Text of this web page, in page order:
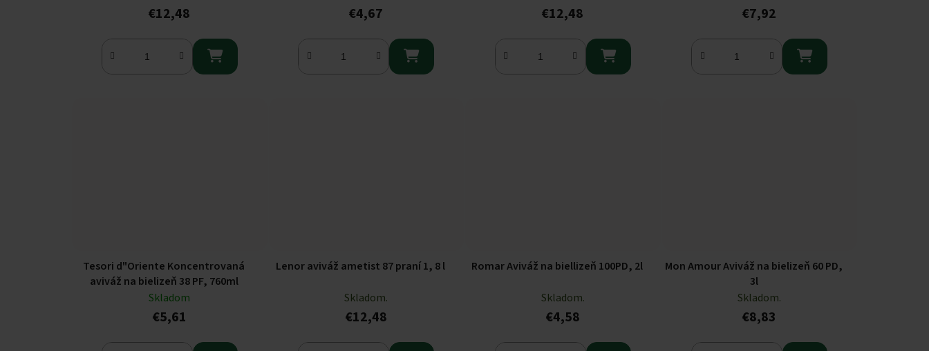
€12,48

€4,67

€12,48

€7,92

Tesori d"Oriente Koncentrovaná
aviváž na bielizeň 38 PF, 760ml
Skladom
€5,61
Lenor aviváž ametist 87 praní 1, 8 l
Skladom.
€12,48
Romar Aviváž na biellizeň 100PD, 2l
Skladom.
€4,58
Mon Amour Aviváž na bielizeň 60 PD,
3l
Skladom.
€8,83